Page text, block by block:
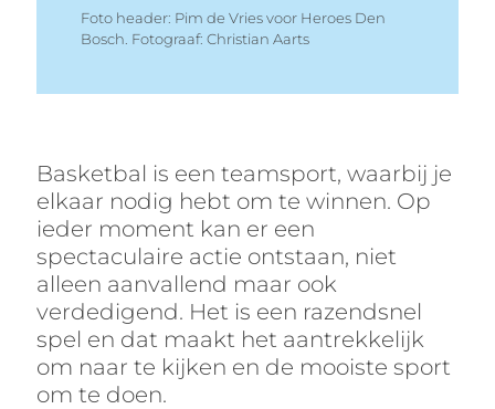
Foto header: Pim de Vries voor Heroes Den
Bosch. Fotograaf: Christian Aarts
Basketbal is een teamsport, waarbij je
elkaar nodig hebt om te winnen. Op
ieder moment kan er een
spectaculaire actie ontstaan, niet
alleen aanvallend maar ook
verdedigend. Het is een razendsnel
spel en dat maakt het aantrekkelijk
om naar te kijken en de mooiste sport
om te doen.